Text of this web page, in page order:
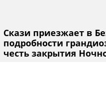
Скази приезжает в
подробности
честь закрытия